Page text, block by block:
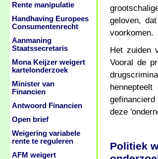
geloven,
voorkomen.
Het zuiden
Vooral de
deze
Politiek
Rente manipulatie
Handhaving Europees
Consumentenrecht
Aanmaning
Staatssecretaris
Mona Keijzer weigert
kartelonderzoek
Minister van
Financien
Antwoord Financien
Open brief
Weigering variabele
rente te reguleren
AFM weigert